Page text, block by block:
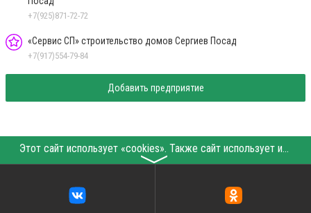
+7(925)871-72-72
«Сервис СП» строительство домов Сергиев Посад
+7(917)554-79-84
Добавить предприятие
Этот сайт использует «cookies». Также сайт использует интернет-сервис для сбора технических данных касательно посетителей с целью получения маркетинговой и статистической информации. Условия обработки данных посетителей сайта см.
〉